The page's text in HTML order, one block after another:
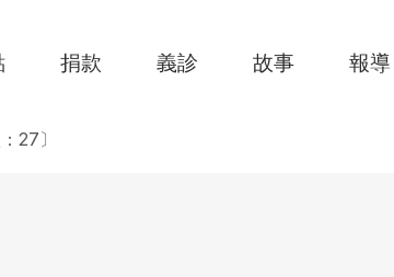
捐款 義診 故事 報導
27〕